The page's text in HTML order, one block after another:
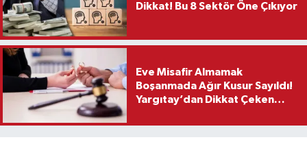
Dikkat! Bu 8 Sektör Öne Çıkıyor
Eve Misafir Almamak
Boşanmada Ağır Kusur Sayıldı!
Yargıtay’dan Dikkat Çeken